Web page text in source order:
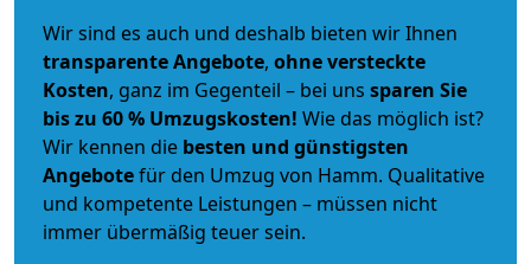
Wir sind es auch und deshalb bieten wir Ihnen
transparente Angebote, ohne versteckte
Kosten, ganz im Gegenteil – bei uns sparen Sie
bis zu 60 % Umzugskosten! Wie das möglich ist?
Wir kennen die besten und günstigsten
Angebotefür den Umzug von Hamm. Qualitative
und kompetente Leistungen – müssen nicht
immer übermäßig teuer sein.